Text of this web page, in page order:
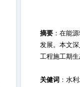
摘要：在能
发展。本文
工程施工期
关健词 ：水